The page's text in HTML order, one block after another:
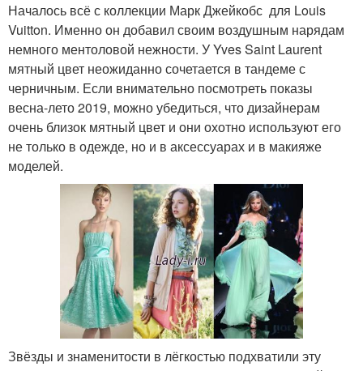
Началось всё с коллекции Марк Джейкобс для Louis
Vuitton. Именно он добавил своим воздушным нарядам
немного ментоловой нежности. У Yves Saint Laurent
мятный цвет неожиданно сочетается в тандеме с
черничным. Если внимательно посмотреть показы
весна-лето 2019, можно убедиться, что дизайнерам
очень близок мятный цвет и они охотно используют его
не только в одежде, но и в аксессуарах и в макияже
моделей.
Звёзды и знаменитости в лёгкостью подхватили эту